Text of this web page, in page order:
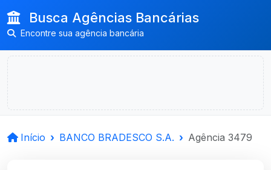
Busca Agências Bancárias
Encontre sua agência bancária
Início BANCO BRADESCO S.A. Agência 3479